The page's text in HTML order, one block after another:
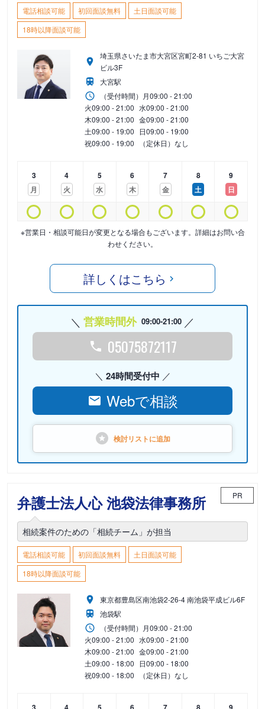
電話相談可能 初回面談無料
土日面談可能
18時以降面談可能
埼玉県さいたま市大宮区宮町2-81 いちご大宮
ビル3F
大宮駅
（受付時間） 月09:00 - 21:00
火09:00 - 21:00 水09:00 - 21:00
木09:00 - 21:00 金09:00 - 21:00
土09:00 - 19:00 日09:00 - 19:00
祝09:00 - 19:00 （定休日）なし
3
月
4
火
5
水
6
木
7
金
8
土
9
日
※営業日・相談可能日が変更となる場合もございます。詳細はお問い合
わせください。
詳しくはこちら
営業時間外 09:00-21:00
05075872117
24時間受付中
Webで相談
検討リストに追加
弁護士法人心 池袋法律事務所 PR
相続案件のための「相続チーム」が担当
電話相談可能 初回面談無料
土日面談可能
18時以降面談可能
東京都豊島区南池袋2-26-4 南池袋平成ビル6F
池袋駅
（受付時間） 月09:00 - 21:00
火09:00 - 21:00 水09:00 - 21:00
木09:00 - 21:00 金09:00 - 21:00
土09:00 - 18:00 日09:00 - 18:00
祝09:00 - 18:00 （定休日）なし